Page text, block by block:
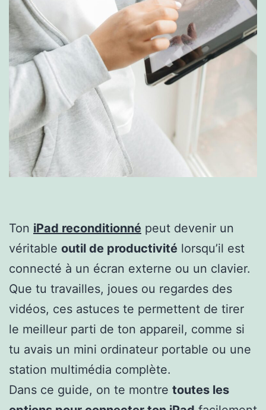
Ton iPad reconditionné peut devenir un
véritable outil de productivité lorsqu’il est
connecté à un écran externe ou un clavier.
Que tu travailles, joues ou regardes des
vidéos, ces astuces te permettent de tirer
le meilleur parti de ton appareil, comme si
tu avais un mini ordinateur portable ou une
station multimédia complète.
Dans ce guide, on te montre toutes les